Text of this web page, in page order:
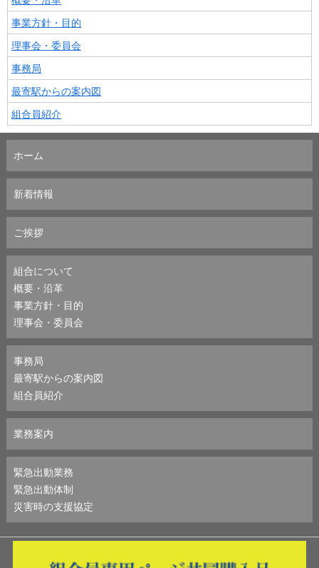
事業方針・目的
理事会・委員会
事務局
最寄駅からの案内図
組合員紹介
ホーム
新着情報
ご挨拶
組合について
概要・沿革
事業方針・目的
理事会・委員会
事務局
最寄駅からの案内図
組合員紹介
業務案内
緊急出動業務
緊急出動体制
災害時の支援協定